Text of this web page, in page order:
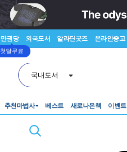
만권당
첫달무료
외국도서 알라딘굿즈 온라인중고
국내도서
추천마법사 베스트 새로나온책 이벤트